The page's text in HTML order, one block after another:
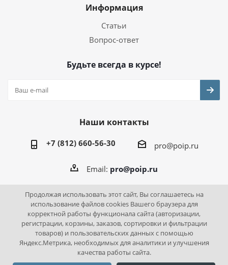
Информация
Статьи
Вопрос-ответ
Будьте всегда в курсе!
Наши контакты
+7 (812) 660-56-30 pro@poip.ru
Email: pro@poip.ru
2026 © ПО "Инновационная промышленность"
Продолжая использовать этот сайт, Вы соглашаетесь на
использование файлов cookies Вашего браузера для
корректной работы функционала сайта (авторизации,
регистрации, корзины, заказов, сортировки и фильтрации
товаров) и пользовательских данных с помощью
Яндекс.Метрика, необходимых для аналитики и улучшения
качества работы сайта.